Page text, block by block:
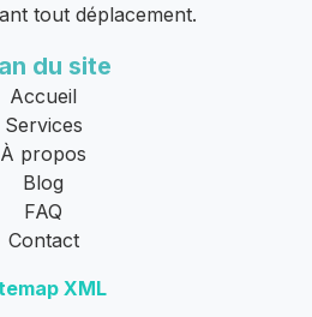
tout déplacement.
du site
Accueil
Services
À propos
Blog
FAQ
Contact
XML